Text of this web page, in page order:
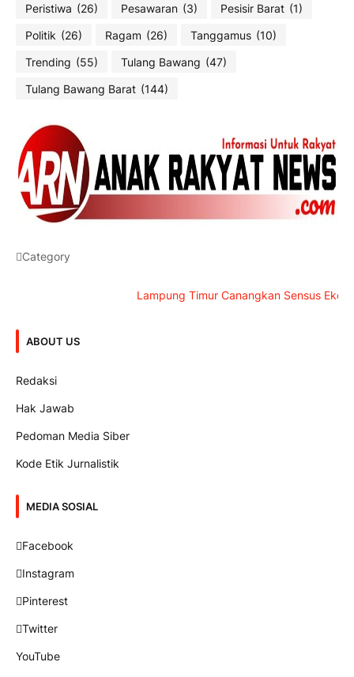
Peristiwa (26) Pesawaran (3) Pesisir Barat (1)
Politik (26) Ragam (26) Tanggamus (10)
Trending (55) Tulang Bawang (47)
Tulang Bawang Barat (144)
Category
Lampung Timur Canangkan Sensus Ekonomi
ABOUT US
Redaksi
Hak Jawab
Pedoman Media Siber
Kode Etik Jurnalistik
MEDIA SOSIAL
Facebook
Instagram
Pinterest
Twitter
YouTube